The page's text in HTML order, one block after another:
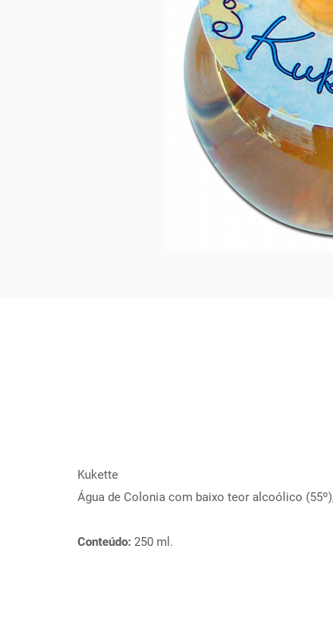
Kukette
Água de Colonia com baixo teor alcoólico
Conteúdo: 250 ml.